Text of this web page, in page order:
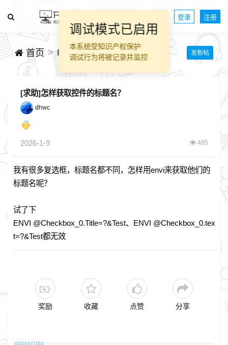
登录 注册
首页 PECMD脚本交流 发新帖
[求助]怎样获取控件的标题名？
dhwc
2026-1-9 485
我有很多复选框，标题名都不同，怎样用envi来获取他们的
标题名呢？
试了下
ENVI @Checkbox_0.Title=?&Test、ENVI @Checkbox_0.tex
t=?&Test都无效
奖励 收藏 点赞 分享
调试模式已启用
本系统受知识产权保护
调试行为将被记录并监控